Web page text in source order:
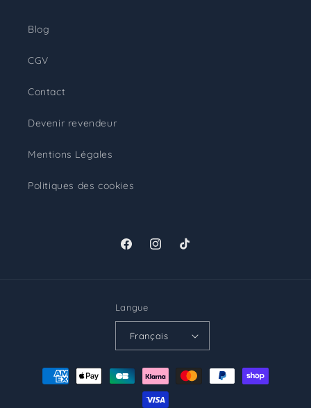
Blog
CGV
Contact
Devenir revendeur
Mentions Légales
Politiques des cookies
FacebookInstagram
TikTok
Langue
Français
Moyens